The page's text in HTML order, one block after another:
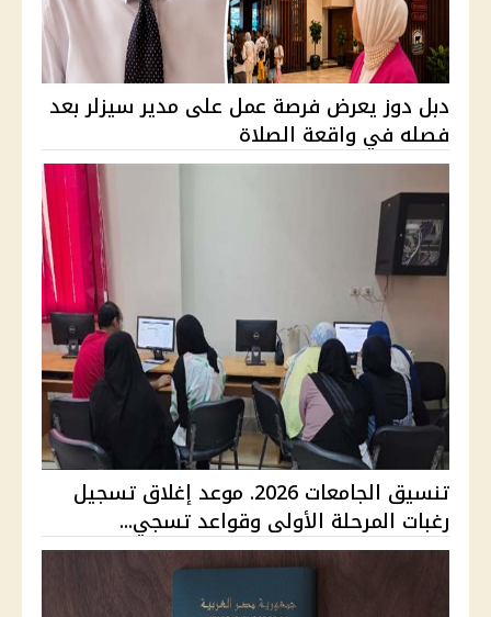
دبل دوز يعرض فرصة عمل على مدير سيزلر بعد
فصله في واقعة الصلاة
تنسيق الجامعات 2026. موعد إغلاق تسجيل
رغبات المرحلة الأولى وقواعد تسجي...